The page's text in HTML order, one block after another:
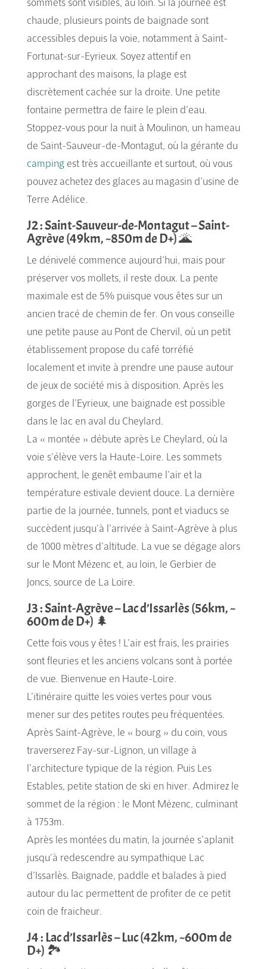
chaude, plusieurs points de baignade sont
accessibles depuis la voie, notamment à Saint-
Fortunat-sur-Eyrieux. Soyez attentif en
approchant des maisons, la plage est
discrètement cachée sur la droite. Une petite
fontaine permettra de faire le plein d’eau.
Stoppez-vous pour la nuit à Moulinon, un hameau
de Saint-Sauveur-de-Montagut, où la gérante du
campingest très accueillante et surtout, où vous
pouvez achetez des glaces au magasin d’usine de
Terre Adélice.
J2 : Saint-Sauveur-de-Montagut – Saint-
Agrève (49km, ~850m de D+) 🌋
Le dénivelé commence aujourd’hui, mais pour
préserver vos mollets, il reste doux. La pente
maximale est de 5% puisque vous êtes sur un
ancien tracé de chemin de fer. On vous conseille
une petite pause au Pont de Chervil, où un petit
établissement propose du café torréfié
localement et invite à prendre une pause autour
de jeux de société mis à disposition. Après les
gorges de l’Eyrieux, une baignade est possible
dans le lac en aval du Cheylard.
La « montée » débute après Le Cheylard, où la
voie s’élève vers la Haute-Loire. Les sommets
approchent, le genêt embaume l’air et la
température estivale devient douce. La dernière
partie de la journée, tunnels, pont et viaducs se
succèdent jusqu’à l’arrivée à Saint-Agrève à plus
de 1000 mètres d’altitude. La vue se dégage alors
sur le Mont Mézenc et, au loin, le Gerbier de
Joncs, source de La Loire.
J3 : Saint-Agrève – Lac d’Issarlès (56km, ~
600m de D+) 🌲
Cette fois vous y êtes ! L’air est frais, les prairies
sont fleuries et les anciens volcans sont à portée
de vue. Bienvenue en Haute-Loire.
L’itinéraire quitte les voies vertes pour vous
mener sur des petites routes peu fréquentées.
Après Saint-Agrève, le « bourg » du coin, vous
traverserez Fay-sur-Lignon, un village à
l’architecture typique de la région. Puis Les
Estables, petite station de ski en hiver. Admirez le
sommet de la région : le Mont Mézenc, culminant
à 1753m.
Après les montées du matin, la journée s’aplanit
jusqu’à redescendre au sympathique Lac
d’Issarlès. Baignade, paddle et balades à pied
autour du lac permettent de profiter de ce petit
coin de fraicheur.
J4 : Lac d’Issarlès – Luc (42km, ~600m de
D+) 🏞️